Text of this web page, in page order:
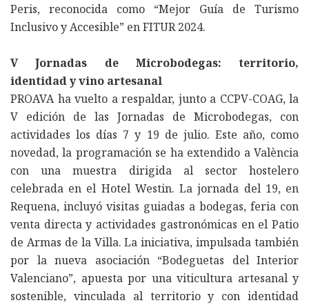
Peris, reconocida como “Mejor Guía de Turismo
Inclusivo y Accesible” en FITUR 2024.
V Jornadas de Microbodegas: territorio,
identidad y vino artesanal
PROAVA ha vuelto a respaldar, junto a CCPV-COAG, la
V edición de las Jornadas de Microbodegas, con
actividades los días 7 y 19 de julio. Este año, como
novedad, la programación se ha extendido a València
con una muestra dirigida al sector hostelero
celebrada en el Hotel Westin. La jornada del 19, en
Requena, incluyó visitas guiadas a bodegas, feria con
venta directa y actividades gastronómicas en el Patio
de Armas de la Villa. La iniciativa, impulsada también
por la nueva asociación “Bodeguetas del Interior
Valenciano”, apuesta por una viticultura artesanal y
sostenible, vinculada al territorio y con identidad